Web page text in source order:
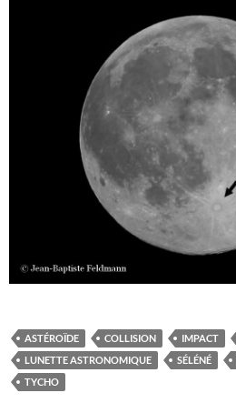
ASTÉROÏDE COLLISION IMPACT
LUNETTE ASTRONOMIQUE
SÉLÉNÉ
TYCHO